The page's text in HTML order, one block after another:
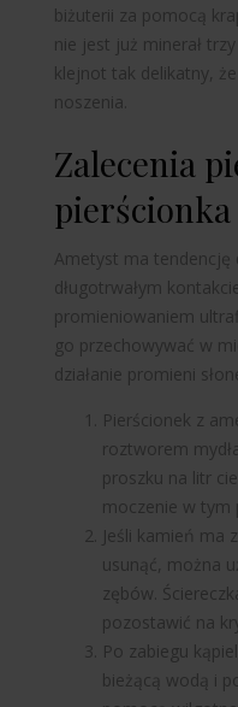
biżuterii za pomocą
nie jest już minerał
klejnot tak delikatny,
noszenia.
Zalecenia
Ametyst ma tendencję
długotrwałym
promieniowaniem
go przechowywać w
działanie promieni
Pierścionek z
roztworem
proszku na litr
moczenie w tym
Jeśli kamień ma
usunąć, można
zębów.
pozostawić na
Po zabiegu
bieżącą wodą i